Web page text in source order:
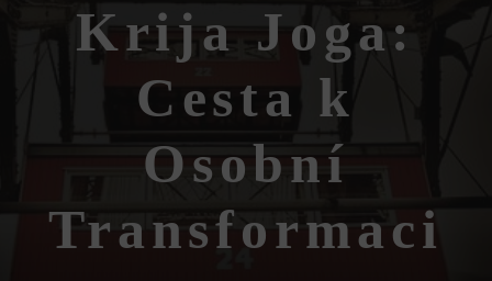
Krija Joga:
Cesta k
Osobní
Transformaci